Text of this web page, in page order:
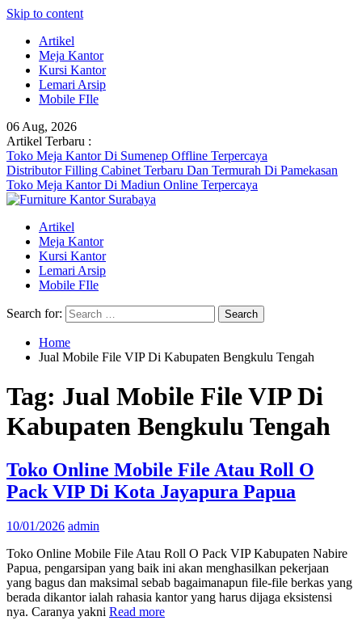
Skip to content
Artikel
Meja Kantor
Kursi Kantor
Lemari Arsip
Mobile FIle
06 Aug, 2026
Artikel Terbaru :
Toko Meja Kantor Di Sumenep Offline Terpercaya
Distributor Filling Cabinet Terbaru Dan Termurah Di Pamekasan
Toko Meja Kantor Di Madiun Online Terpercaya
Artikel
Meja Kantor
Kursi Kantor
Lemari Arsip
Mobile FIle
Search for:
Home
Jual Mobile File VIP Di Kabupaten Bengkulu Tengah
Tag: Jual Mobile File VIP Di
Kabupaten Bengkulu Tengah
Toko Online Mobile File Atau Roll O
Pack VIP Di Kota Jayapura Papua
10/01/2026 admin
Toko Online Mobile File Atau Roll O Pack VIP Kabupaten Nabire
Papua, pengarsipan yang baik ini akan menghasilkan pekerjaan
yang bagus dan maksimal sebab bagaimanapun file-file berkas yang
berada dikantor ialah rahasia kantor yang harus dijaga eksistensi
nya. Caranya yakni Read more